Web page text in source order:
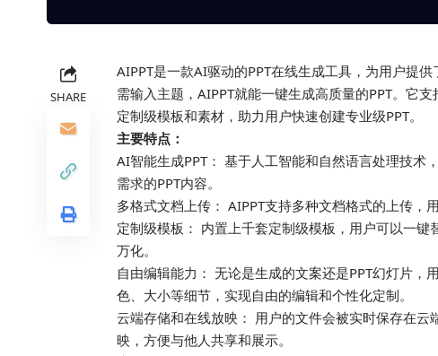
SHARE
AIPPT是一款AI驱动的PPT在线生成工具，为用户提
需输入主题，AIPPT就能一键生成高质量的PPT。它
定制级模板和素材，助力用户快速创建专业级PPT。
主要特点：
AI智能生成PPT： 基于人工智能和自然语言处理技术
需求的PPT内容。
多格式文档上传： AIPPT支持多种文档格式的上传，
定制级模板： 内置上千套定制级模板，用户可以一
万化。
自由编辑能力： 无论是生成的文案还是PPT幻灯片
色、大小等细节，实现自由的编辑和个性化定制。
云端存储和在线放映： 用户的文件会被实时保存在
映，方便与他人共享和展示。